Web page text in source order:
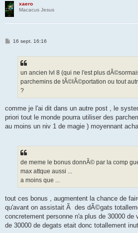
xaero
Macacus Jesus
M
16 sept. 16:16
un ancien lvl 8 (qui ne l'est plus
parchemins de tÃ©lÃ©portation ou tout
?
comme je l'ai dit dans un autre post , le
priori tout le monde pourra utiliser des
au moins un niv 1 de magie ) moyennant
de meme le bonus donnÃ© par la comp
max attque aussi ...
a moins que ...
tout ces bonus , augmentent la chance de
qu'avant on assistait Ã des dÃ©gats
concretement personne n'a plus de 30000 de
de 30000 de degats etait donc totallement